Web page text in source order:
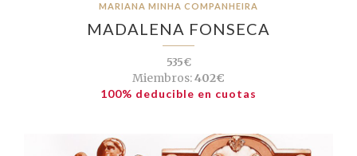
MARIANA MINHA COMPANHEIRA
MADALENA FONSECA
535€
Miembros:402€
100% deducible en cuotas